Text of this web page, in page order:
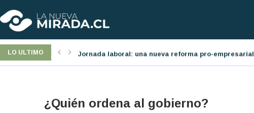
LO ULTIMO
presente Jornada laboral: una nueva reforma pro-empresarial
¿Quién ordena al gobierno?